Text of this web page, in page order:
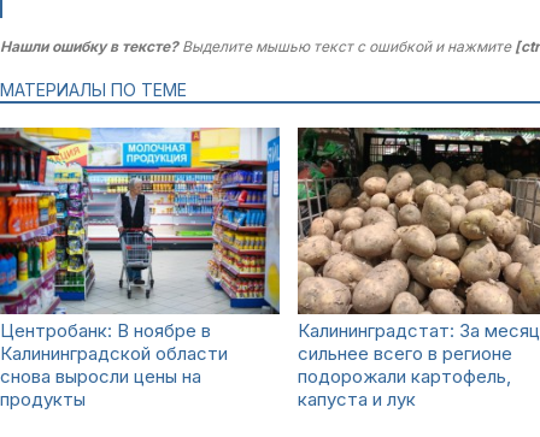
Нашли ошибку в тексте?Выделите мышью текст с ошибкой и нажмите
МАТЕРИАЛЫ ПО ТЕМЕ
Центробанк: В ноябре в
Калининградской области
снова выросли цены на
продукты
Калининградстат: За месяц
сильнее всего в регионе
подорожали картофель,
капуста и лук